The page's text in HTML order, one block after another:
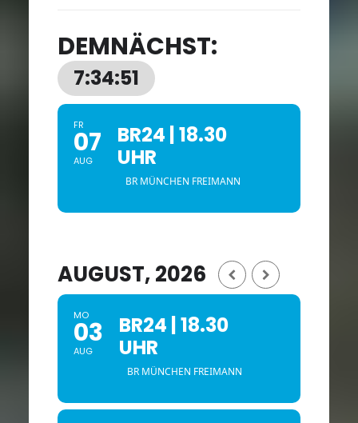
DEMNÄCHST:
7:34:48
FR
07
AUG
BR24 | 18.30
UHR
BR MÜNCHEN FREIMANN
AUGUST, 2026
MO
03
AUG
BR24 | 18.30
UHR
BR MÜNCHEN FREIMANN